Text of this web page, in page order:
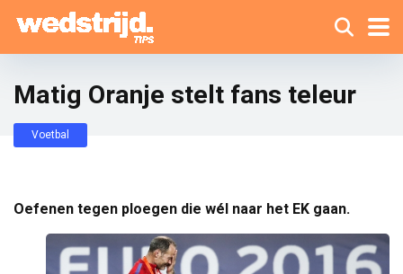
Matig Oranje stelt fans teleur
Voetbal
Oefenen tegen ploegen die wél naar het EK gaan.